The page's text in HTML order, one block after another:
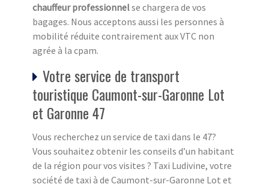
chauffeur professionnelse chargera de vos
bagages. Nous acceptons aussi les personnes à
mobilité réduite contrairement aux VTC non
agrée à la cpam.
Votre service de transport
touristique Caumont-sur-Garonne Lot
et Garonne 47
Vous recherchez un service de taxi dans le 47?
Vous souhaitez obtenir les conseils d’un habitant
de la région pour vos visites ? Taxi Ludivine, votre
société de taxi à de Caumont-sur-Garonne Lot et